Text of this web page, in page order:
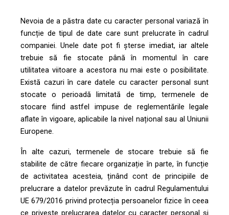
Nevoia de a păstra date cu caracter personal variază în
funcție de tipul de date care sunt prelucrate în cadrul
companiei. Unele date pot fi șterse imediat, iar altele
trebuie să fie stocate până în momentul în care
utilitatea viitoare a acestora nu mai este o posibilitate.
Există cazuri în care datele cu caracter personal sunt
stocate o perioadă limitată de timp, termenele de
stocare fiind astfel impuse de reglementările legale
aflate în vigoare, aplicabile la nivel național sau al Uniunii
Europene.
În alte cazuri, termenele de stocare trebuie să fie
stabilite de către fiecare organizație în parte, în funcție
de activitatea acesteia, ținând cont de principiile de
prelucrare a datelor prevăzute în cadrul Regulamentului
UE 679/2016 privind protecția persoanelor fizice în ceea
ce privește prelucrarea datelor cu caracter personal și